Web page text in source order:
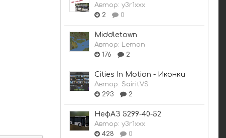
Автор: y3r1xxx
2
0
Middletown
Автор: Lemon
176
2
Cities In Motion - Иконки
Автор: SairitVS
293
2
НефАЗ 5299-40-52
Автор: y3r1xxx
428
0